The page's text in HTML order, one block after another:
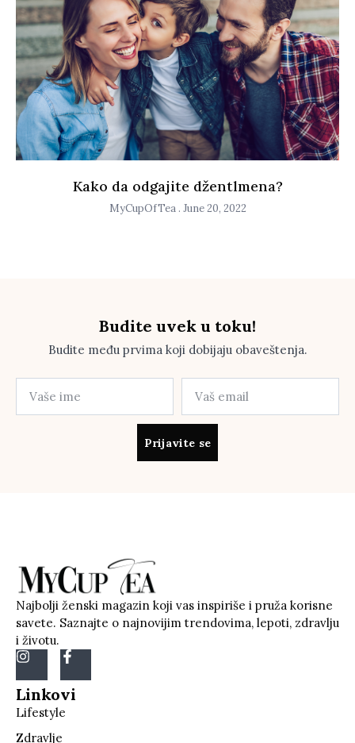
Kako da odgajite džentlmena?
MyCupOfTea June 20, 2022
Budite uvek u toku!
Budite među prvima koji dobijaju obaveštenja.
Prijavite se
Najbolji ženski magazin koji vas inspiriše i pruža korisne
savete. Saznajte o najnovijim trendovima, lepoti, zdravlju
i životu.
Linkovi
Lifestyle
Zdravlje